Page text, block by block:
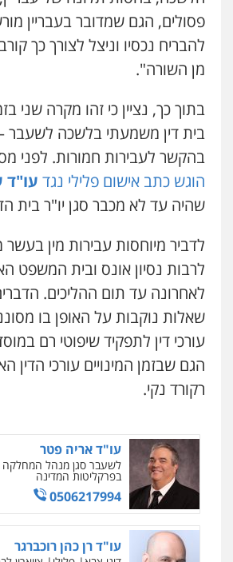
פסולים, הגם שמדובר בעבריין
להבריח נכסיו וניצל לצורך כך
מן השורה".
בתוך כך, נציין כי זהו מקרה שני
בית דין משמעתי בלשכה לשעבר
בהקשר לעבירות חמורות. לפני
הוגש כתב אישום פלילי נגד עו"ד
שהיה עד לא מכבר סגן יו"ר בית
לדביר מיוחסות עבירות מין בעשר
לרבות נסיון אונס ובית המשפט
לאחרונה עד תום ההליכים.
שאלות נוקבות על האופן בו
עורכי דין לתפקיד שיפוטי רם
הגם שבזמן המינויים עורכי הדין
רקורד נקי.
ייצוג שוטרים
ועדות חקירה
0546312410
פסיכיאטריה משפטית
0506216048
עו"ד אמיר כהן
פלילי מעצרים וחקירות
0537470000
אבי אמר משרד עורכי
פלילי משפחה אזרחי
0502130230
אברהם שהבזי – משרד
מיסים כלכלי פלילי
עו"ד אריה פטר
לשעבר סגן מנהל המחלקה
בפרקליטות המדינה
0506217994
עו"ד רן כהן רוכברגר